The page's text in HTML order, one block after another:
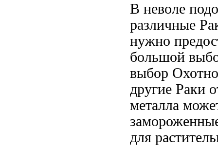
В неволе
различные
нужно
большой
выбор
другие Раки
металла
для